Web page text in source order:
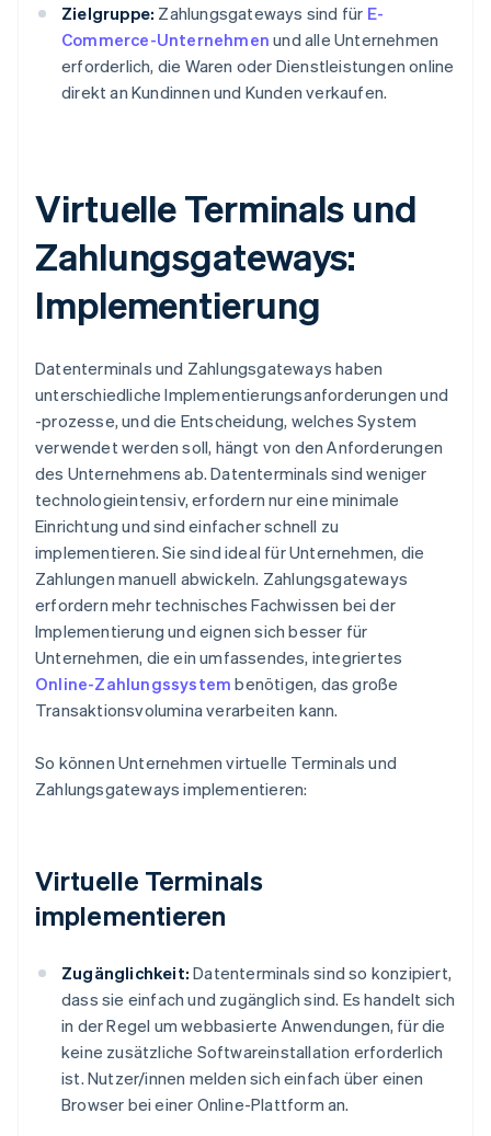
Zielgruppe: Zahlungsgateways sind für E-
Commerce-Unternehmen und alle Unternehmen
erforderlich, die Waren oder Dienstleistungen online
direkt an Kundinnen und Kunden verkaufen.
Virtuelle Terminals und
Zahlungsgateways:
Implementierung
Datenterminals und Zahlungsgateways haben
unterschiedliche Implementierungsanforderungen und
-prozesse, und die Entscheidung, welches System
verwendet werden soll, hängt von den Anforderungen
des Unternehmens ab. Datenterminals sind weniger
technologieintensiv, erfordern nur eine minimale
Einrichtung und sind einfacher schnell zu
implementieren. Sie sind ideal für Unternehmen, die
Zahlungen manuell abwickeln. Zahlungsgateways
erfordern mehr technisches Fachwissen bei der
Implementierung und eignen sich besser für
Unternehmen, die ein umfassendes, integriertes
Online-Zahlungssystem benötigen, das große
Transaktionsvolumina verarbeiten kann.
So können Unternehmen virtuelle Terminals und
Zahlungsgateways implementieren:
Virtuelle Terminals
implementieren
Zugänglichkeit: Datenterminals sind so konzipiert,
dass sie einfach und zugänglich sind. Es handelt sich
in der Regel um webbasierte Anwendungen, für die
keine zusätzliche Softwareinstallation erforderlich
ist. Nutzer/innen melden sich einfach über einen
Browser bei einer Online-Plattform an.